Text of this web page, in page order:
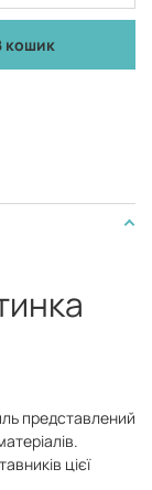
кошик
представлений
цієї